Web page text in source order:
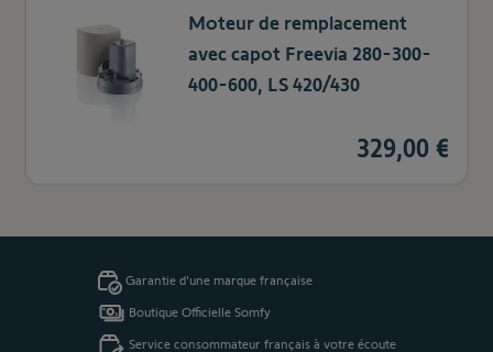
Moteur de remplacement
avec capot Freevia 280-300-
400-600, LS 420/430
329,00 €
Garantie d'une marque française
Boutique Officielle Somfy
Service consommateur français à votre écoute